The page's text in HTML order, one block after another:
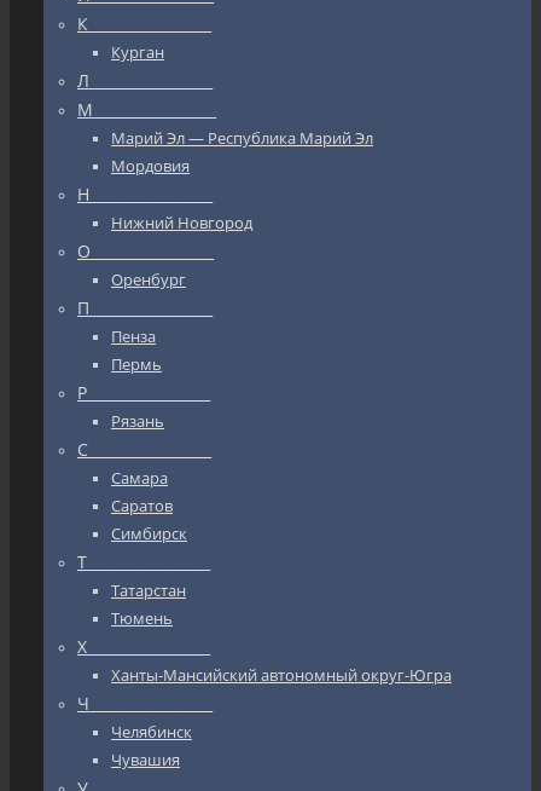
К_________________
Курган
Л_________________
М_________________
Марий Эл — Республика Марий Эл
Мордовия
Н_________________
Нижний Новгород
О_________________
Оренбург
П_________________
Пенза
Пермь
Р_________________
Рязань
С_________________
Самара
Саратов
Симбирск
Т_________________
Татарстан
Тюмень
Х_________________
Ханты-Мансийский автономный округ-Югра
Ч_________________
Челябинск
Чувашия